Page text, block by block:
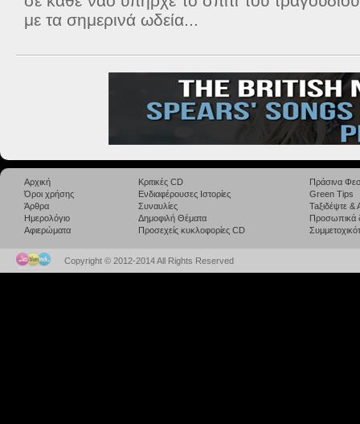
με τα σημερινά ωδεία...
Αρχική
Όροι χρήσης
Άρθρα
Ημερολόγιο
Αφιερώματα
Κριτικές CD
Ενδιαφέρουσες Ιστορίες
Συναυλίες
Δημοφιλή Θέματα
Προσεχείς κυκλοφορίες CD
Πράσινα
Green Tips
Taξιδέψτε
Προσωπικά
Copyright © 2012-2014 All Rights Reserved